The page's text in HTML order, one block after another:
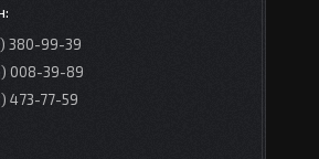
380-99-39
008-39-89
473-77-59